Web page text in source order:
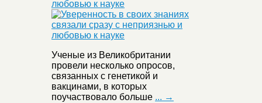
любовью к науке
Ученые из Великобритании
провели несколько опросов,
связанных с генетикой и
вакцинами, в которых
поучаствовало больше ... →